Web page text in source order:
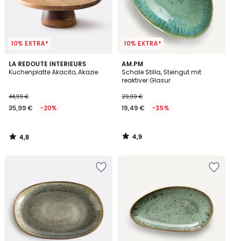
10% EXTRA*
LA REDOUTE INTERIEURS
Kuchenplatte Akacito, Akazie
€
Statt
€
20%
44,99 €
35,99 € -20%
4,8
/ 5
4,8
/
10% EXTRA*
AM.PM
Schale Stilla, Steingut mit
reaktiver Glasur
29,99 €
19,49 € -35%
4,9
/ 5
4,9
/